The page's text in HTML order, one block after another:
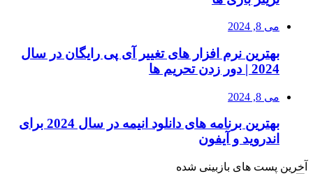
می 8, 2024
بهترین نرم افزار های تغییر آی پی رایگان در سال
2024 | دور زدن تحریم ها
می 8, 2024
بهترین برنامه های دانلود انیمه در سال 2024 برای
اندروید و آیفون
آخرین پست های بازبینی شده